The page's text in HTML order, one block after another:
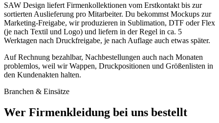
SAW Design liefert Firmenkollektionen vom Erstkontakt bis zur
sortierten Auslieferung pro Mitarbeiter. Du bekommst Mockups zur
Marketing-Freigabe, wir produzieren in Sublimation, DTF oder Flex
(je nach Textil und Logo) und liefern in der Regel in ca. 5
Werktagen nach Druckfreigabe, je nach Auflage auch etwas später.
Auf Rechnung bezahlbar, Nachbestellungen auch nach Monaten
problemlos, weil wir Wappen, Druckpositionen und Größenlisten in
den Kundenakten halten.
Branchen & Einsätze
Wer Firmenkleidung bei uns bestellt